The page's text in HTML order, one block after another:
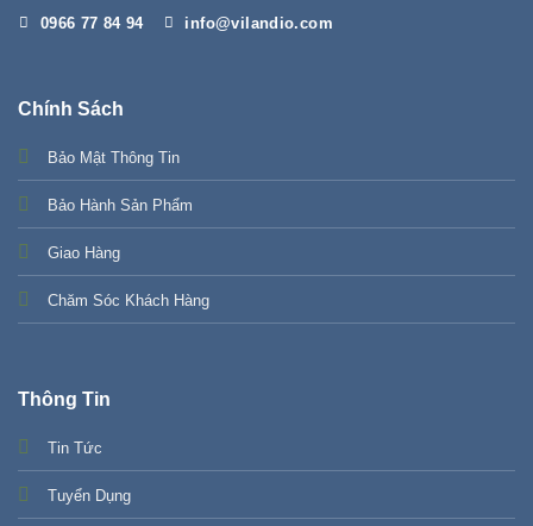
0966 77 84 94 info@vilandio.com
Chính Sách
Bảo Mật Thông Tin
Bảo Hành Sản Phẩm
Giao Hàng
Chăm Sóc Khách Hàng
Thông Tin
Tin Tức
Tuyển Dụng